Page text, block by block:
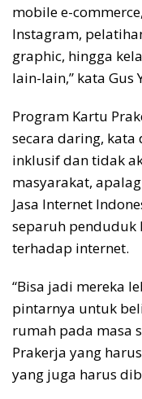
mobile e-
Instagram,
graphic, hingga
lain-lain,” kata Gus
Program Kartu
secara daring,
inklusif dan tidak
masyarakat,
Jasa Internet
separuh penduduk
terhadap internet.
“Bisa jadi mereka
pintarnya untuk
rumah pada masa
Prakerja yang
yang juga harus